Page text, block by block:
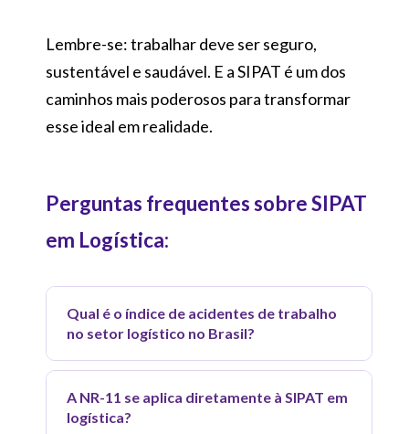
Lembre-se: trabalhar deve ser seguro,
sustentável e saudável. E a SIPAT é um dos
caminhos mais poderosos para transformar
esse ideal em realidade.
Perguntas frequentes sobre SIPAT
em Logística:
Qual é o índice de acidentes de trabalho
no setor logístico no Brasil?
Segundo dados do Observatório de
Segurança e Saúde no Trabalho, o setor
de transporte e armazenagem figura
A NR-11 se aplica diretamente à SIPAT em
logística?